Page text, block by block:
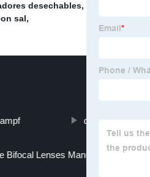
desechables,
sal,
drone camera
Bifocal Lenses Manufacturer